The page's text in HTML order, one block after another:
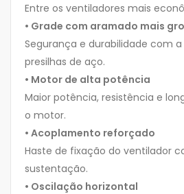
Entre os ventiladores mais
• Grade com aramado mais
Segurança e durabilidade com
presilhas de aço.
• Motor de alta potência
Maior potência, resistência e
o motor.
• Acoplamento reforçado
Haste de fixação do ventilador
sustentação.
• Oscilação horizontal